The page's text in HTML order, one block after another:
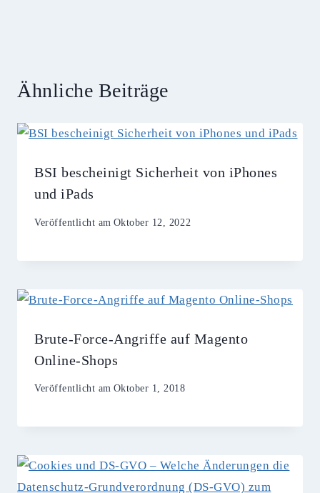
Ähnliche Beiträge
BSI bescheinigt Sicherheit von iPhones
und iPads
Veröffentlicht am Oktober 12, 2022
Brute-Force-Angriffe auf Magento
Online-Shops
Veröffentlicht am Oktober 1, 2018